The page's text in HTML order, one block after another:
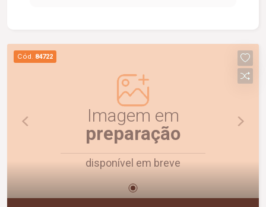
proporcionando praticidade na manutenção e
maior durabilidade. Uma ótima oportunidade para
quem deseja morar em um imóvel funcional,
organizado e pronto para receber sua família.
Cód. 84722
Imagem em
preparação
disponível em breve